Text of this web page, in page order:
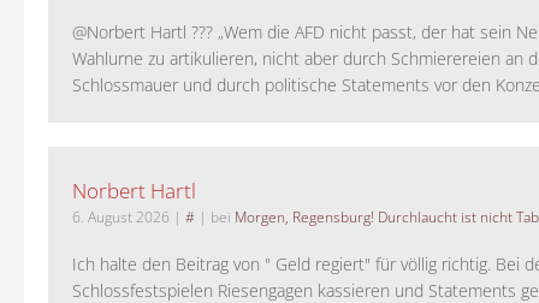
@Norbert Hartl ??? „Wem die AFD nicht passt, der hat sein
Wahlurne zu artikulieren, nicht aber durch Schmierereien an
Schlossmauer und durch politische Statements vor den
Norbert Hartl
6. August 2026 | # | bei Morgen, Regensburg! Durchlaucht ist nicht
Ich halte den Beitrag von " Geld regiert" für völlig richtig. Bei
Schlossfestspielen Riesengagen kassieren und Statements